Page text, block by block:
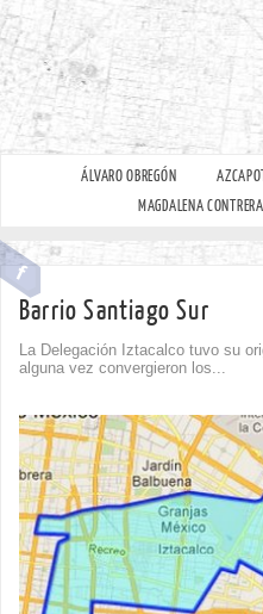
ÁLVARO OBREGÓN
MAGDALENA
Barrio Santiago Sur
La Delegación Iztacalco tuvo su
alguna vez convergieron los...
0
Comment